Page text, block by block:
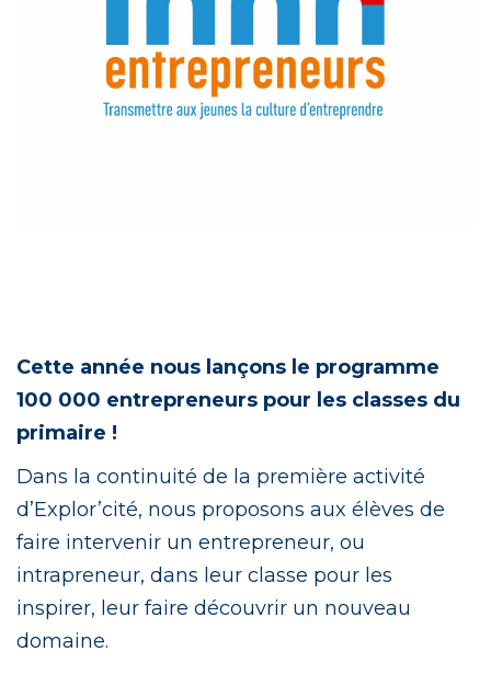
Cette année nous lançons le programme
100 000 entrepreneurs pour les classes du
primaire !
Dans la continuité de la première activité
d’Explor’cité, nous proposons aux élèves de
faire intervenir un entrepreneur, ou
intrapreneur, dans leur classe pour les
inspirer, leur faire découvrir un nouveau
domaine.